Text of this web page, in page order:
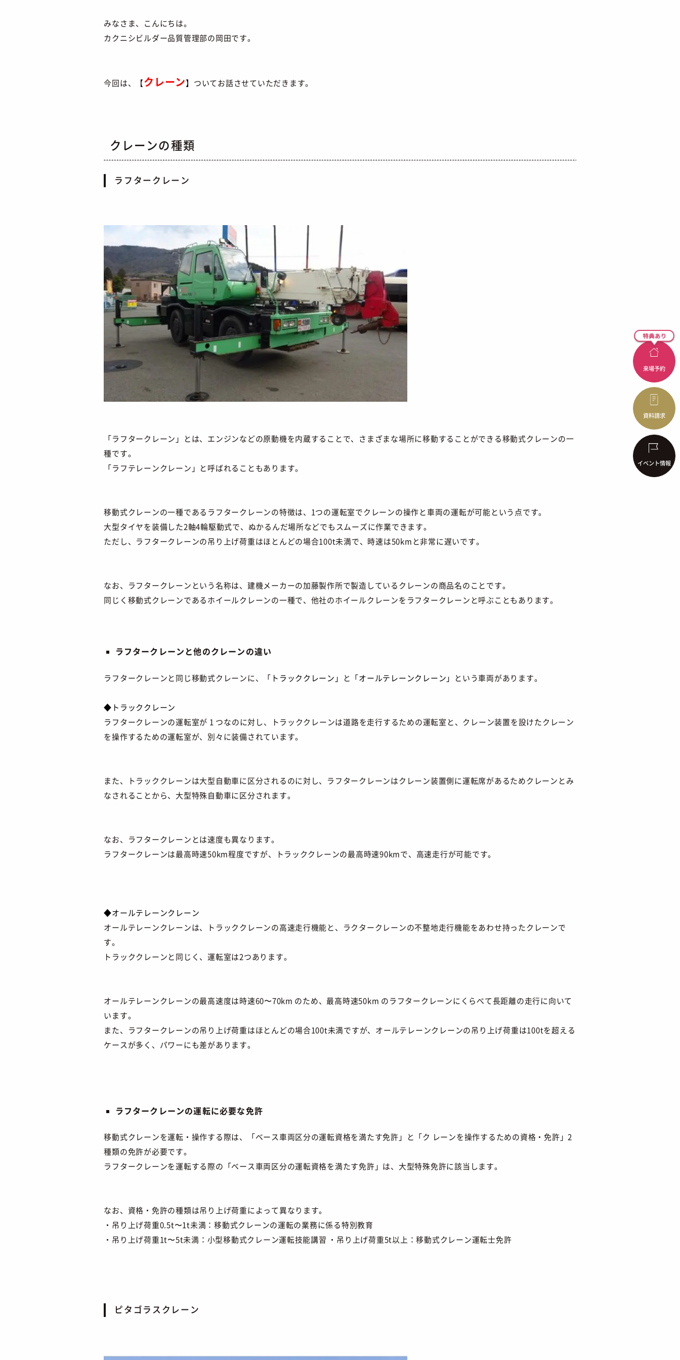
みなさま、こんにちは。
カクニシビルダー品質管理部の岡田です。
今回は、【クレーン】 ついてお話させていただきます。
クレーンの種類
ラフタークレーン
「ラフタークレーン」とは、エンジンなどの原動機を内蔵することで、さまざまな場所に移動することができる移動式クレーンの一
種です。
「ラフテレーンクレーン」と呼ばれることもあります。
移動式クレーンの一種であるラフタークレーンの特徴は、1つの運転室でクレーンの操作と車両の運転が可能という点です。
大型タイヤを装備した2軸4輪駆動式で、ぬかるんだ場所などでもスムーズに作業できます。
ただし、ラフタークレーンの吊り上げ荷重はほとんどの場合100t未満で、時速は50kmと非常に遅いです。
なお、ラフタークレーンという名称は、建機メーカーの加藤製作所で製造しているクレーンの商品名のことです。
同じく移動式クレーンであるホイールクレーンの一種で、他社のホイールクレーンをラフタークレーンと呼ぶこともあります。
ラフタークレーンと他のクレーンの違い
ラフタークレーンと同じ移動式クレーンに、「 トラッククレーン」 と「オールテレーンクレーン」 という車両があります。
◆トラッククレーン
ラフタークレーンの運転室が 1 つなのに対し、トラッククレーンは道路を走行するための運転室と、クレーン装置を設けたクレーン
を操作するための運転室が、別々に装備されています。
また、トラッククレーンは大型自動車に区分されるのに対し、ラフタークレーンはクレーン装置側に運転席があるためクレーンとみ
なされることから、大型特殊自動車に区分されます。
なお、ラフタークレーンとは速度も異なります。
ラフタークレーンは最高時速50km程度ですが、トラッククレーンの最高時速90kmで、高速走行が可能です。
◆オールテレーンクレーン
オールテレーンクレーンは、トラッククレーンの高速走行機能と、ラクタークレーンの不整地走行機能をあわせ持ったクレーンで
す。
トラッククレーンと同じく、運転室は2つあります。
オールテレーンクレーンの最高速度は時速60〜70km のため、最高時速50km のラフタークレーンにくらべて長距離の走行に向いて
います。
また、ラフタークレーンの吊り上げ荷重はほとんどの場合100t未満ですが、オールテレーンクレーンの吊り上げ荷重は100tを超える
ケースが多く、パワーにも差があります。
ラフタークレーンの運転に必要な免許
移動式クレーンを運転・操作する際は、「ベース車両区分の運転資格を満たす免許」と「ク レーンを操作するための資格・免許」2
種類の免許が必要です。
ラフタークレーンを運転する際の「ベース車両区分の運転資格を満たす免許」は、大型特殊免許に該当します。
なお、資格・免許の種類は吊り上げ荷重によって異なります。
・吊り上げ荷重0.5t〜1t未満：移動式クレーンの運転の業務に係る特別教育
・吊り上げ荷重1t〜5t未満：小型移動式クレーン運転技能講習 ・吊り上げ荷重5t以上：移動式クレーン運転士免許
ピタゴラスクレーン
来場予約
資料請求
イベント情報